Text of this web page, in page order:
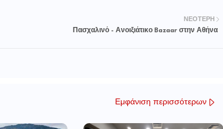
ΝΕΌΤΕΡΗ
Πασχαλινό - Ανοιξιάτικο Bazaar στην Αθήνα
Εμφάνιση περισσότερων